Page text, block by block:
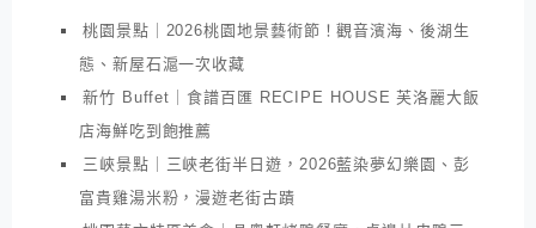
桃園景點｜2026桃園地景藝術節！觀音濱海、後湖生
態、新屋石滬一次收藏
新竹 Buffet｜食譜百匯 RECIPE HOUSE 芙洛麗大飯
店海鮮吃到飽推薦
三峽景點｜三峽老街半日遊，2026藍染夢幻樂園、彭
富貴雞湯米粉，漫遊老街古蹟